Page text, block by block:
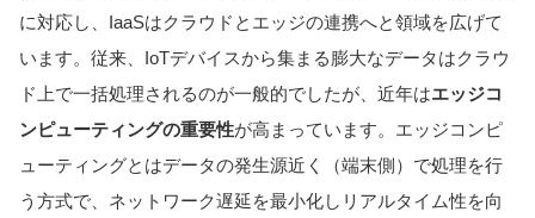
に対応し、IaaSはクラウドとエッジの連携へと領域を広げて
います。従来、IoTデバイスから集まる膨大なデータはクラウ
ド上で一括処理されるのが一般的でしたが、近年はエッジコ
ンピューティングの重要性が高まっています。エッジコンピ
ューティングとはデータの発生源近く（端末側）で処理を行
う方式で、ネットワーク遅延を最小化しリアルタイム性を向